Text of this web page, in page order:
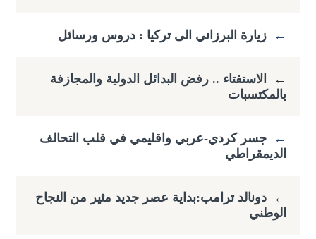
← زيارة البرزاني الى تركيا : دروس ورسائل
←
الاستفتاء .. رفض البدائل الدولية والمجازفة
بالمكتسبات
←
جسر كردي-عربي واقليمي في قلب التحالف
الديمقراطي
←
دونالد ترامب:بداية عصر جديد مثير من النجاح
الوطني